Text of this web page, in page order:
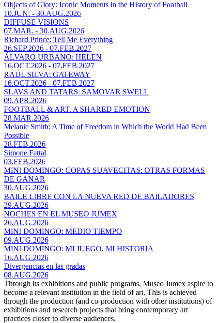
Objects of Glory: Iconic Moments in the History of Football
10.JUN. - 30.AUG.2026
DIFFUSE VISIONS
07.MAR. - 30.AUG.2026
Richard Prince: Tell Me Everything
26.SEP.2026 - 07.FEB.2027
ÁLVARO URBANO: HELEN
16.OCT.2026 - 07.FEB.2027
RAÚL SILVA: GATEWAY
16.OCT.2026 - 07.FEB.2027
SLAVS AND TATARS: SAMOVAR SWELL
09.APR.2026
FOOTBALL & ART. A SHARED EMOTION
28.MAR.2026
Melanie Smith: A Time of Freedom in Which the World Had Been
Possible
28.FEB.2026
Simone Fattal
03.FEB.2026
MINI DOMINGO: COPAS SUAVECITAS: OTRAS FORMAS
DE GANAR
30.AUG.2026
BAILE LIBRE CON LA NUEVA RED DE BAILADORES
29.AUG.2026
NOCHES EN EL MUSEO JUMEX
26.AUG.2026
MINI DOMINGO: MEDIO TIEMPO
09.AUG.2026
MINI DOMINGO: MI JUEGO, MI HISTORIA
16.AUG.2026
Divergencias en las gradas
08.AUG.2026
Through its exhibitions and public programs, Museo Jumex aspire to
become a relevant institution in the field of art. This is achieved
through the production (and co-production with other institutions) of
exhibitions and research projects that bring contemporary art
practices closer to diverse audiences.